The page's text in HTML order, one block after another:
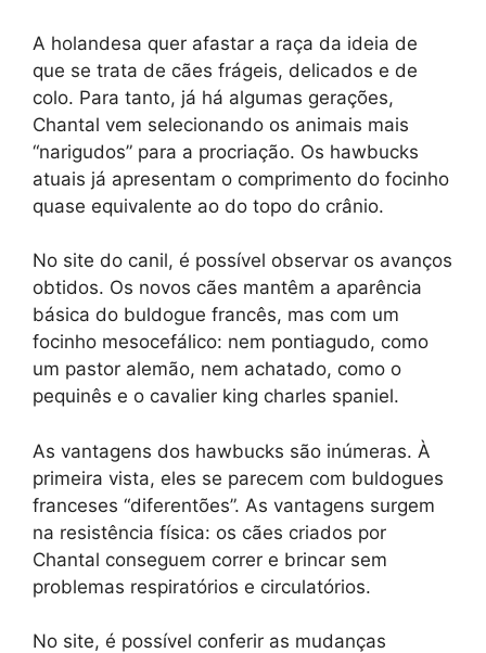
A holandesa quer afastar a raça da ideia de
que se trata de cães frágeis, delicados e de
colo. Para tanto, já há algumas gerações,
Chantal vem selecionando os animais mais
“narigudos” para a procriação. Os hawbucks
atuais já apresentam o comprimento do focinho
quase equivalente ao do topo do crânio.
No site do canil, é possível observar os avanços
obtidos. Os novos cães mantêm a aparência
básica do buldogue francês, mas com um
focinho mesocefálico: nem pontiagudo, como
um pastor alemão, nem achatado, como o
pequinês e o cavalier king charles spaniel.
As vantagens dos hawbucks são inúmeras. À
primeira vista, eles se parecem com buldogues
franceses “diferentões”. As vantagens surgem
na resistência física: os cães criados por
Chantal conseguem correr e brincar sem
problemas respiratórios e circulatórios.
No site, é possível conferir as mudanças